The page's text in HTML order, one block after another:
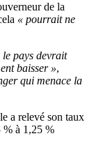
de la
« pourrait ne
le pays devrait
baisser »,
qui menace la
a relevé son taux
% à 1,25 %